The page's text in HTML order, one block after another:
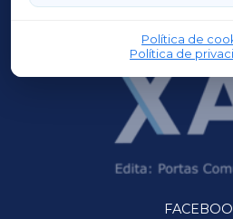
Política de
Política de